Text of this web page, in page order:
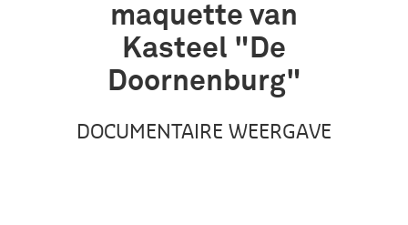
maquette van
Kasteel "De
Doornenburg"
DOCUMENTAIRE WEERGAVE